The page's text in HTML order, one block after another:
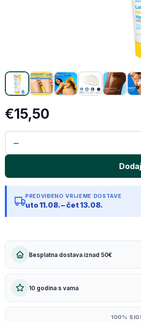
€15,50
PREDVIĐENO VRIJEME DOSTAVE
uto 11.08. – čet 13.08.
Besplatna dostava iznad 50€
10 godina s vama
100%